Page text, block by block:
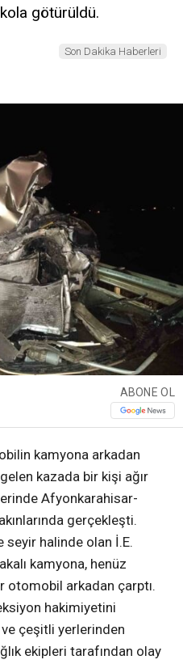
götürüldü.
Son Dakika Haberleri
ABONE OL
kamyona arkadan
kazada bir kişi ağır
Afyonkarahisar-
gerçekleşti.
halinde olan İ.E.
kamyona, henüz
otomobil arkadan çarptı.
hakimiyetini
çeşitli yerlerinden
ekipleri tarafından olay